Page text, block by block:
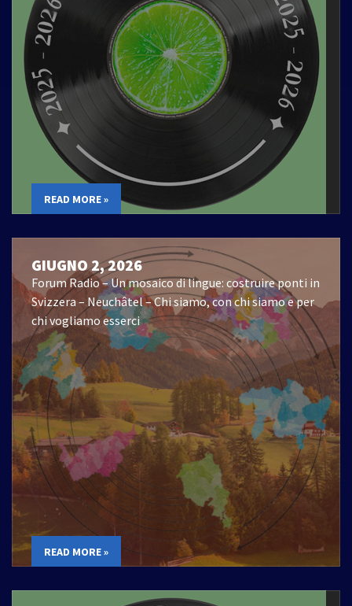
READ MORE »
GIUGNO 2, 2026
Forum Radio – Un mosaico di lingue: costruire ponti in
Svizzera – Neuchâtel – Chi siamo, con chi siamo e per
chi vogliamo esserci
READ MORE »